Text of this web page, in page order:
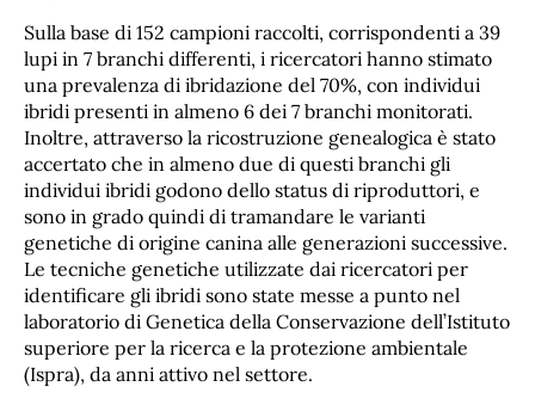
Sulla base di 152 campioni raccolti, corrispondenti a 39
lupi in 7 branchi differenti, i ricercatori hanno stimato
una prevalenza di ibridazione del 70%, con individui
ibridi presenti in almeno 6 dei 7 branchi monitorati.
Inoltre, attraverso la ricostruzione genealogica è stato
accertato che in almeno due di questi branchi gli
individui ibridi godono dello status di riproduttori, e
sono in grado quindi di tramandare le varianti
genetiche di origine canina alle generazioni successive.
Le tecniche genetiche utilizzate dai ricercatori per
identificare gli ibridi sono state messe a punto nel
laboratorio di Genetica della Conservazione dell’Istituto
superiore per la ricerca e la protezione ambientale
(Ispra), da anni attivo nel settore.